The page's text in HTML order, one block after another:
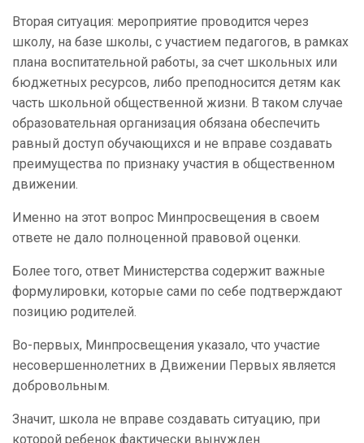
Вторая ситуация: мероприятие проводится через
школу, на базе школы, с участием педагогов, в рамках
плана воспитательной работы, за счет школьных или
бюджетных ресурсов, либо преподносится детям как
часть школьной общественной жизни. В таком случае
образовательная организация обязана обеспечить
равный доступ обучающихся и не вправе создавать
преимущества по признаку участия в общественном
движении.
Именно на этот вопрос Минпросвещения в своем
ответе не дало полноценной правовой оценки.
Более того, ответ Министерства содержит важные
формулировки, которые сами по себе подтверждают
позицию родителей.
Во-первых, Минпросвещения указало, что участие
несовершеннолетних в Движении Первых является
добровольным.
Значит, школа не вправе создавать ситуацию, при
которой ребенок фактически вынужден